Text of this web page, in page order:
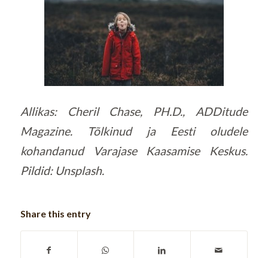
Allikas: Cheril Chase, PH.D., ADDitude
Magazine. Tõlkinud ja Eesti oludele
kohandanud Varajase Kaasamise Keskus.
Pildid: Unsplash.
Share this entry